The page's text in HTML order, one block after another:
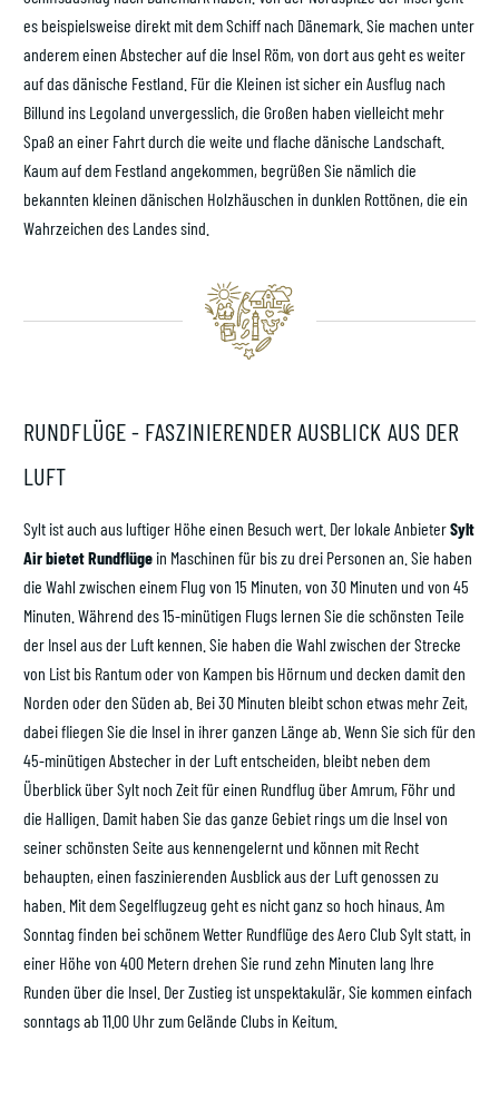
es beispielsweise direkt mit dem Schiff nach Dänemark. Sie machen unter
anderem einen Abstecher auf die Insel Röm, von dort aus geht es weiter
auf das dänische Festland. Für die Kleinen ist sicher ein Ausflug nach
Billund ins Legoland unvergesslich, die Großen haben vielleicht mehr
Spaß an einer Fahrt durch die weite und flache dänische Landschaft.
Kaum auf dem Festland angekommen, begrüßen Sie nämlich die
bekannten kleinen dänischen Holzhäuschen in dunklen Rottönen, die ein
Wahrzeichen des Landes sind.
RUNDFLÜGE - FASZINIERENDER AUSBLICK AUS DER
LUFT
Sylt ist auch aus luftiger Höhe einen Besuch wert. Der lokale AnbieterSylt
Air bietet Rundflügein Maschinen für bis zu drei Personen an. Sie haben
die Wahl zwischen einem Flug von 15 Minuten, von 30 Minuten und von 45
Minuten. Während des 15-minütigen Flugs lernen Sie die schönsten Teile
der Insel aus der Luft kennen. Sie haben die Wahl zwischen der Strecke
von List bis Rantum oder von Kampen bis Hörnum und decken damit den
Norden oder den Süden ab. Bei 30 Minuten bleibt schon etwas mehr Zeit,
dabei fliegen Sie die Insel in ihrer ganzen Länge ab. Wenn Sie sich für den
45-minütigen Abstecher in der Luft entscheiden, bleibt neben dem
Überblick über Sylt noch Zeit für einen Rundflug über Amrum, Föhr und
die Halligen. Damit haben Sie das ganze Gebiet rings um die Insel von
seiner schönsten Seite aus kennengelernt und können mit Recht
behaupten, einen faszinierenden Ausblick aus der Luft genossen zu
haben. Mit dem Segelflugzeug geht es nicht ganz so hoch hinaus. Am
Sonntag finden bei schönem Wetter Rundflüge des Aero Club Sylt statt, in
einer Höhe von 400 Metern drehen Sie rund zehn Minuten lang Ihre
Runden über die Insel. Der Zustieg ist unspektakulär, Sie kommen einfach
sonntags ab 11.00 Uhr zum Gelände Clubs in Keitum.